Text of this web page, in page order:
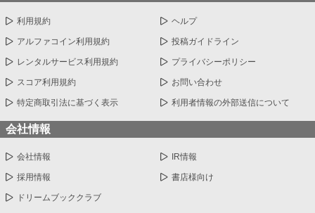
利用規約 ヘルプ
アルファコイン利用規約 投稿ガイドライン
レンタルサービス利用規約 プライバシーポリシー
スコア利用規約 お問い合わせ
特定商取引法に基づく表示 利用者情報の外部送信について
会社情報
会社情報 IR情報
採用情報 書店様向け
ドリームブッククラブ